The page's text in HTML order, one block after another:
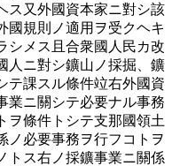
ス又外國資本家ニ對シ該
國規則ノ適󠄁用ヲ受クヘキ
シメス且合衆國人民カ改
人ニ對シ鑛山ノ採󠄁掘、鑛
テ課スル條件竝右外國資
業ニ關シテ必要󠄁ナル事務
ヲ條件トシテ支那國領土
ノ必要󠄁事務ヲ行フコトヲ
トス右ノ採󠄁鑛事業ニ關係